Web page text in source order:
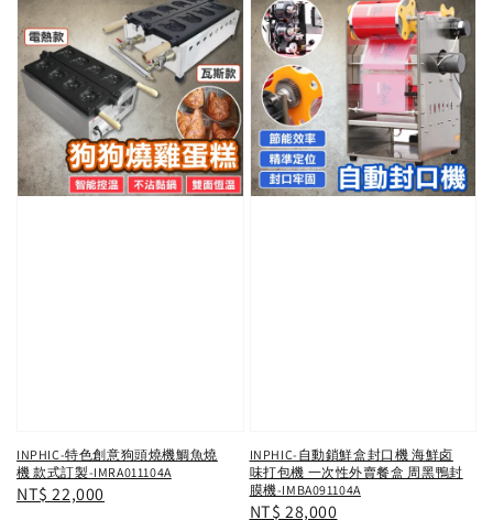
INPHIC-特色創意狗頭燒機鯛魚燒
機 款式訂製-IMRA011104A
Regular
NT$ 22,000
INPHIC-自動鎖鮮盒封口機 海鮮卤
味打包機 一次性外賣餐盒 周黑鴨封
膜機-IMBA091104A
Regular
NT$ 28,000